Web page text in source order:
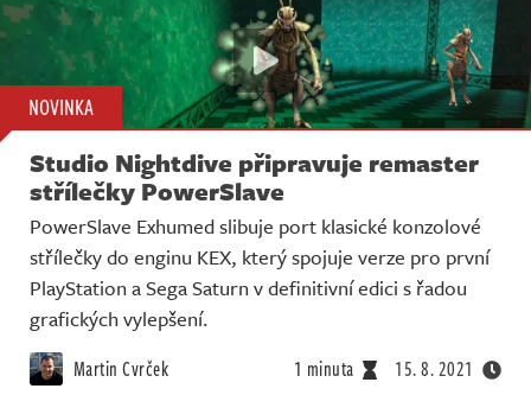
NOVINKA
Studio Nightdive připravuje remaster
střílečky PowerSlave
PowerSlave Exhumed slibuje port klasické konzolové
střílečky do enginu KEX, který spojuje verze pro první
PlayStation a Sega Saturn v definitivní edici s řadou
grafických vylepšení.
Martin Cvrček 1 minuta 15. 8. 2021